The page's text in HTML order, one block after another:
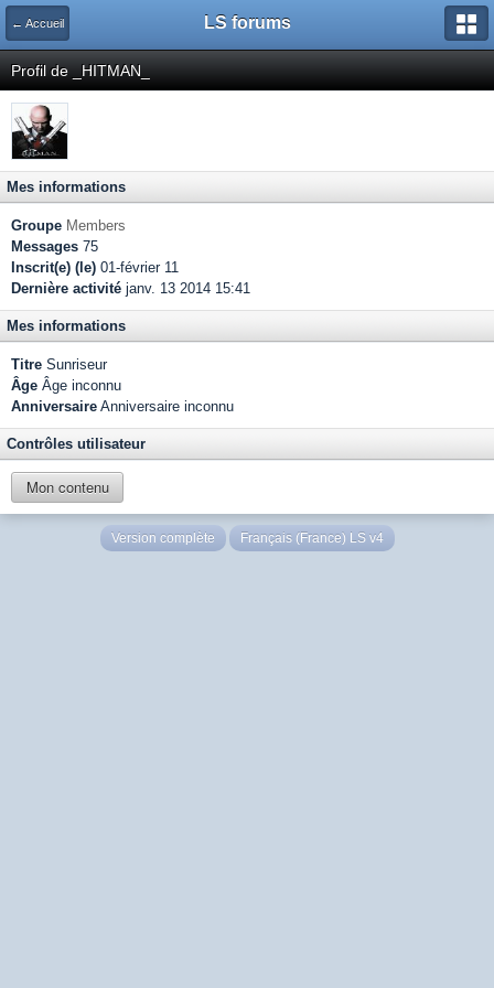
← Accueil LS forums
Profil de _HITMAN_
Mes informations
Groupe Members
Messages 75
Inscrit(e) (le) 01-février 11
Dernière activité janv. 13 2014 15:41
Mes informations
Titre Sunriseur
Âge Âge inconnu
Anniversaire Anniversaire inconnu
Contrôles utilisateur
Mon contenu
Version complète Français (France) LS v4